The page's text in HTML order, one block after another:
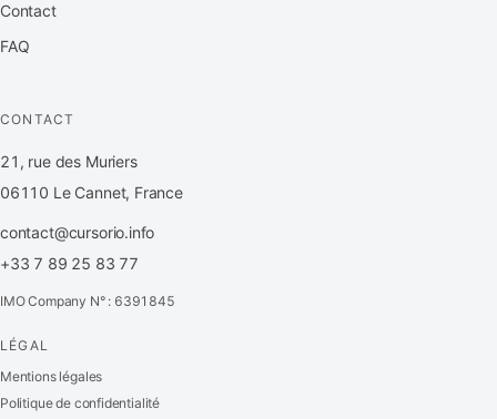
Contact
FAQ
CONTACT
21, rue des Muriers
06110 Le Cannet, France
contact@cursorio.info
+33 7 89 25 83 77
IMO Company N° : 6391845
LÉGAL
Mentions légales
Politique de confidentialité